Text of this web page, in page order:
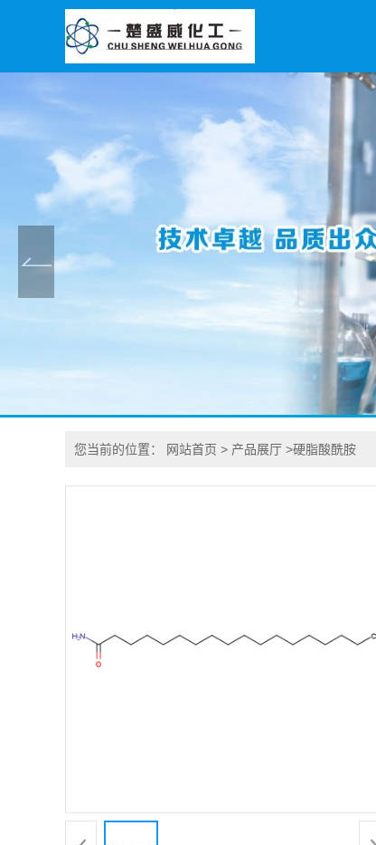
您当前的位置： 网站首页 > 产品展厅 >硬脂酸酰胺